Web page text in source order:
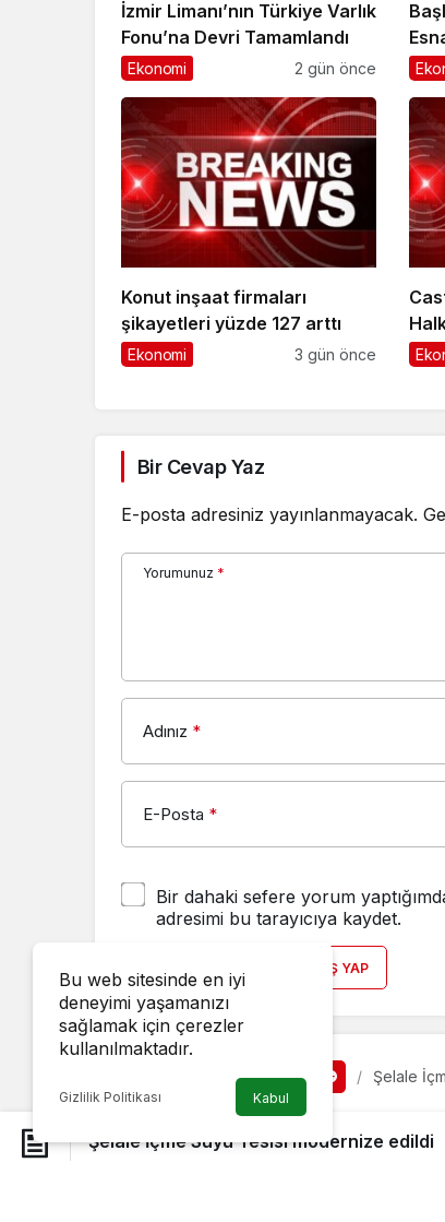
İzmir Limanı’nın Türkiye Varlık
Fonu’na Devri Tamamlandı
Ekonomi 2 gün önce
Konut inşaat firmaları
şikayetleri yüzde 127 arttı
Ekonomi 3 gün önce
Bir Cevap Yaz
E-posta adresiniz yayınlanmayacak.
Yorumunuz *
Adınız *
E-Posta *
Bir dahaki sefere yorum
adresimi bu tarayıcıya kaydet.
GIRIŞ YAP
Ekonomi Şelale
Şelale İçme
Şelale İçme Suyu Tesisi modernize edildi
Bu web sitesinde en iyi
deneyimi yaşamanızı
sağlamak için çerezler
kullanılmaktadır.
Gizlilik Politikası Kabul